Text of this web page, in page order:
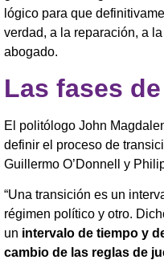
lógico para que
verdad, a la reparación, a
abogado.
Las fases
El politólogo John
definir el proceso de
Guillermo O’Donnell y
“Una transición es un
régimen político y otro.
un intervalo de tiempo y
cambio de las reglas de